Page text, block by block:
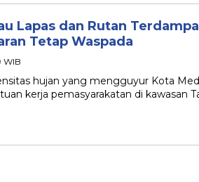
Lapas dan Rutan
Tetap Waspada
WIB
hujan yang mengguyur Kota
kerja pemasyarakatan di kawasan